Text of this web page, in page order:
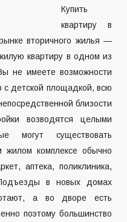
Купить
квартиру в
вторичного жилья —
квартиру в одном из
не имеете возможности
с детской площадкой, всю
близости
возводятся целыми
могут существовать
жилом комплексе обычно
аптека, поликлиника,
в новых домах
а во дворе есть
поэтому большинство